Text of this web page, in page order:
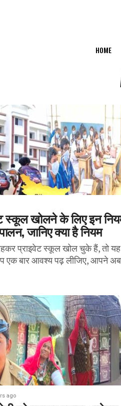
HOME
स्कूल खोलने के लिए इन
जानिए क्या है नियम
प्राइवेट स्कूल खोल चुके हैं, तो
एक बार आवश्य पढ़ लीजिए, आपने
ago